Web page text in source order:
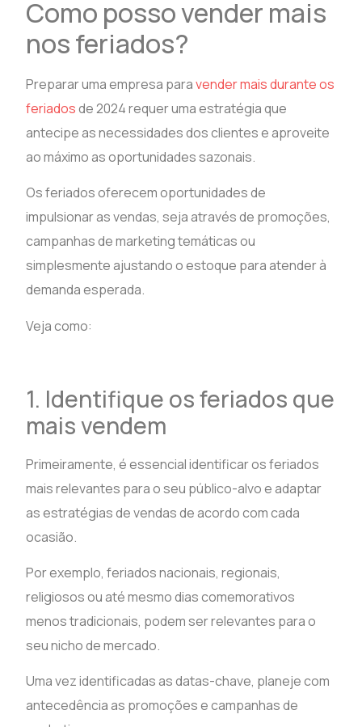
Como posso vender mais
nos feriados?
Preparar uma empresa paravender mais durante os
feriadosde 2024 requer uma estratégia que
antecipe as necessidades dos clientes e aproveite
ao máximo as oportunidades sazonais.
Os feriados oferecem oportunidades de
impulsionar as vendas, seja através de promoções,
campanhas de marketing temáticas ou
simplesmente ajustando o estoque para atender à
demanda esperada.
Veja como:
1. Identifique os feriados que
mais vendem
Primeiramente, é essencial identificar os feriados
mais relevantes para o seu público-alvo e adaptar
as estratégias de vendas de acordo com cada
ocasião.
Por exemplo, feriados nacionais, regionais,
religiosos ou até mesmo dias comemorativos
menos tradicionais, podem ser relevantes para o
seu nicho de mercado.
Uma vez identificadas as datas-chave, planeje com
antecedência as promoções e campanhas de